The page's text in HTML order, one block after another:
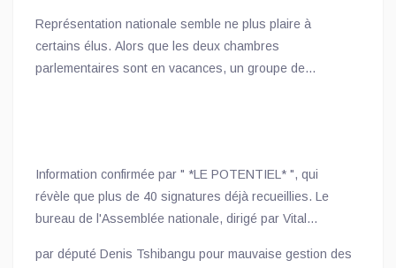
Représentation nationale semble ne plus plaire à
certains élus. Alors que les deux chambres
parlementaires sont en vacances, un groupe de
Information confirmée par " *LE POTENTIEL* ", qui
révèle que plus de 40 signatures déjà recueillies. Le
bureau de l'Assemblée nationale, dirigé par Vital
par député Denis Tshibangu pour mauvaise gestion des